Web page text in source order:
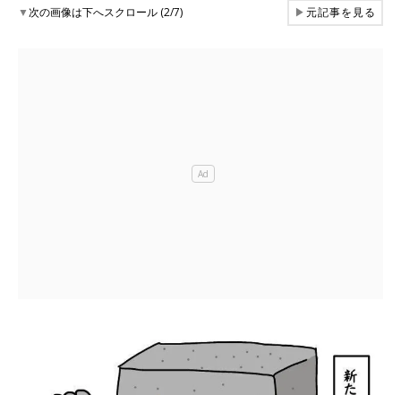
▼次の画像は下へスクロール (2/7) ▶元記事を見る